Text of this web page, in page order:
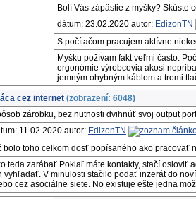
Bolí Vás zápästie z myšky? Skúste
dátum: 23.02.2020 autor: EdizonTN
S počítačom pracujem aktívne
Myšku požívam fakt veľmi často.
ergonómie výrobcovia akosi
jemným ohybným káblom a tromi
cez internet (zobrazení: 6048)
zárobku, bez nutnosti dvihnúť svoj output
11.02.2020 autor: EdizonTN
bolo toho celkom dosť popísaného ako pracovať
teda zarábať Pokiaľ máte kontakty, stačí osloviť
vyhľadať. V minulosti stačilo podať inzerát do
cez asociálne siete. No existuje ešte jedna